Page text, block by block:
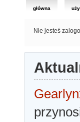
główna
Nie jesteś